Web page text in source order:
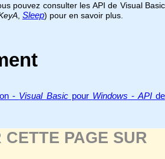
pouvez consulter les API de Visual Basic
Sleep) pour en savoir plus.
- Visual Basicpour Windows - APIde
CETTE PAGE SUR